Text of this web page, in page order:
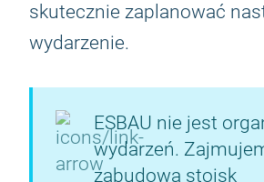
skutecznie zaplanować
wydarzenie.
ESBAU nie jest
wydarzeń.
zabudową stoisk